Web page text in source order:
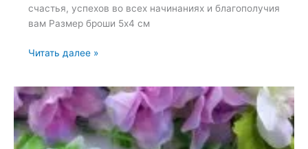
счастья, успехов во всех начинаниях и благополучия
вам Размер броши 5х4 см
Брошь
19
июня
2023
Читать далее »